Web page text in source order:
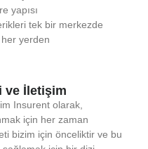
yapısı
tek bir merkezde
yerden
ve İletişim
Insurent olarak,
için her zaman
bizim için önceliktir ve bu